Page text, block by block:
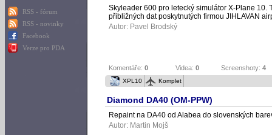
RSS - fórum
RSS - novinky
Facebook
Verze pro PDA
Skyleader 600 pro letecký simulátor X-Plane
přibližných dat poskytnutých firmou JIHLAVAN
Autor: Pavel Brodský
Komentáře: 0 Videa: 0 Screenshoty: 4
XPL10 Komplet
Diamond DA40 (OM-PPW)
Repaint na DA40 od Alabea do slovenských
Autor: Martin Mojš